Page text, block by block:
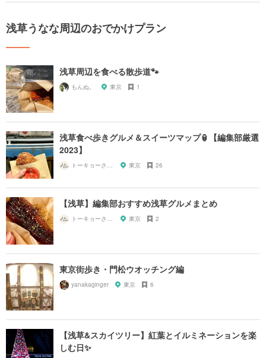
浅草うなな周辺のおでかけプラン
浅草周辺を食べる散歩道🐾
もんぬ。 東京 1
浅草食べ歩きグルメ＆スイーツマップ🏮【編集部厳選
2023】
トーキョーさんぽ 東京 26
【浅草】編集部おすすめ浅草グルメまとめ
トーキョーさんぽ 東京 2
東京街歩き・門松ウオッチング編
yanakaginger 東京 6
【浅草&スカイツリー】紅葉とイルミネーションを楽
しむ日✨